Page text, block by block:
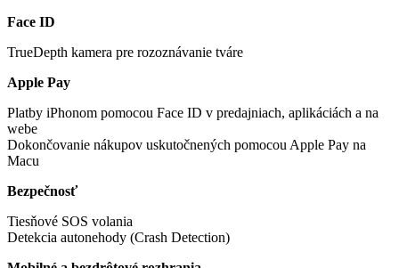
Face ID
TrueDepth kamera pre rozoznávanie tváre
Apple Pay
Platby iPhonom pomocou Face ID v predajniach, aplikáciách a na
webe
Dokončovanie nákupov uskutočnených pomocou Apple Pay na
Macu
Bezpečnosť
Tiesňové SOS volania
Detekcia autonehody (Crash Detection)